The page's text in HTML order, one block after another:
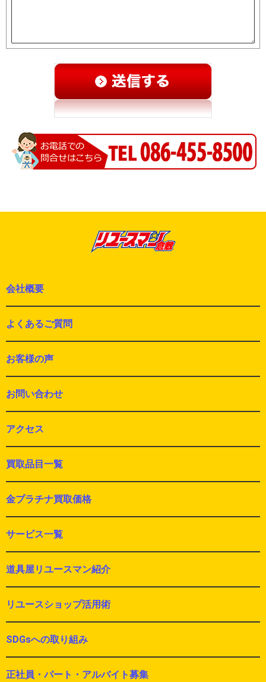
会社概要
よくあるご質問
お客様の声
お問い合わせ
アクセス
買取品目一覧
金プラチナ買取価格
サービス一覧
道具屋リユースマン紹介
リユースショップ活用術
SDGsへの取り組み
正社員・パート・アルバイト募集